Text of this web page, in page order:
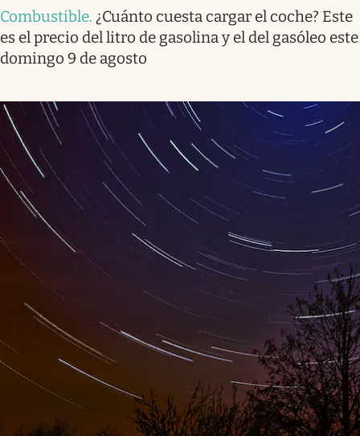
Combustible. ¿Cuánto cuesta cargar el coche? Este
es el precio del litro de gasolina y el del gasóleo este
domingo 9 de agosto